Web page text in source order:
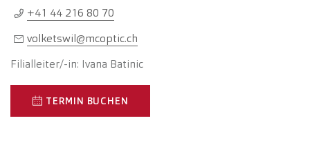
+41 44 216 80 70
volketswil@mcoptic.ch
Filialleiter/-in: Ivana Batinic
TERMIN BUCHEN